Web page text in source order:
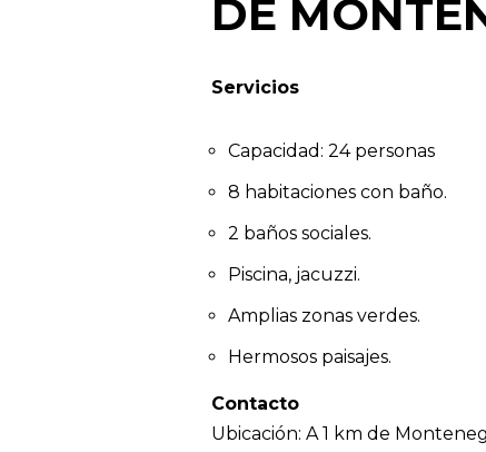
DE
Servicios
Capacidad: 24 personas
8 habitaciones con baño.
2 baños sociales.
Piscina, jacuzzi.
Amplias zonas verdes.
Hermosos paisajes.
Contacto
Ubicación: A 1 km de